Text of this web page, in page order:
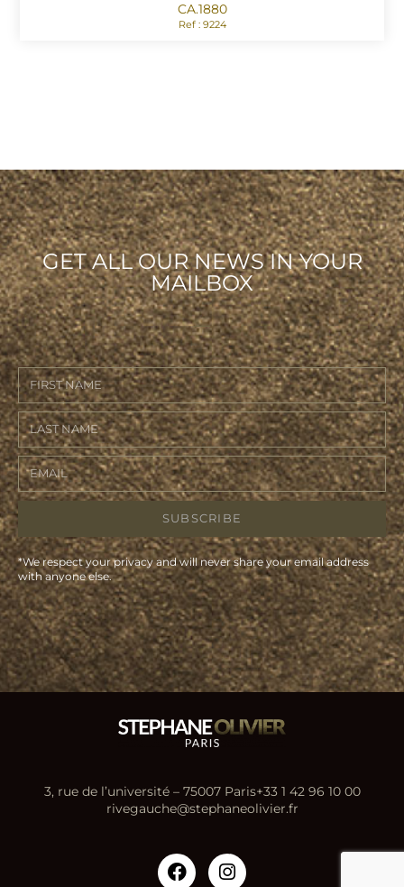
CA.1880
Ref : 9224
GET ALL OUR NEWS IN YOUR
MAILBOX
SUBSCRIBE
*We respect your privacy and will never share your email address
with anyone else.
3, rue de l’université – 75007 Paris+33 1 42 96 10 00
rivegauche@stephaneolivier.fr